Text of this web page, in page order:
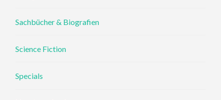
Sachbücher & Biografien
Science Fiction
Specials